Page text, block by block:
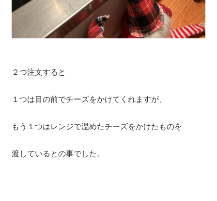
２つ注文すると
１つは目の前でチーズをかけてくれますが、
もう１つはレンジで温めたチーズをかけたものを
渡しているとの事でした。